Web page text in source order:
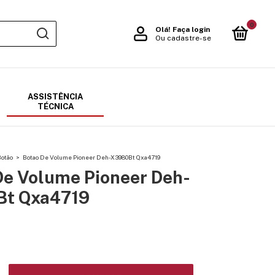
Olá! Faça login
Ou cadastre-se
0
ASSISTÊNCIA
TÉCNICA
> Botao De Volume Pioneer Deh-X3980Bt Qxa4719
Volume Pioneer Deh-
Qxa4719